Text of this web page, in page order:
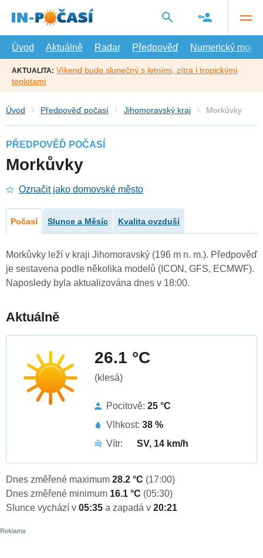
hlavní
Úvod
Aktuálně Radar Předpověď Numerický model
AKTUALITA: Víkend bude slunečný s letními, zítra i tropickými
teplotami
Úvod Předpověď počasí Jihomoravský kraj Morkůvky
PŘEDPOVĚĎ POČASÍ
Morkůvky
Označit jako domovské město
Počasí Slunce a Měsíc Kvalita ovzduší
Morkůvky leží v kraji Jihomoravský (196 m n. m.). Předpověď
je sestavena podle několika modelů (ICON, GFS, ECMWF).
Naposledy byla aktualizována dnes v 18:00.
Aktuálně
26.1 °C
(klesá)
Pocitově: 25 °C
Vlhkost: 38 %
Vítr:
SV, 14 km/h
Dnes změřené maximum 28.2 °C (17:00)
Dnes změřené minimum 16.1 °C (05:30)
Slunce vychází v 05:35 a zapadá v 20:21